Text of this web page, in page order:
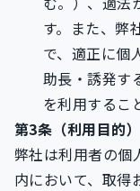
す。また、弊
で、適正に個
助長・誘発す
を利用するこ
第3条（利用目的）
弊社は利用者の個
内において、取得